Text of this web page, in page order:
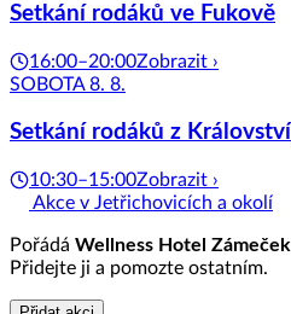
Setkání rodáků ve Fukově
16:00–20:00Zobrazit ›
SOBOTA 8. 8.
Setkání rodáků z Království
10:30–15:00Zobrazit ›
Akce v Jetřichovicích a okolí
Pořádá Wellness Hotel Zámeček
Přidejte ji a pomozte ostatním.